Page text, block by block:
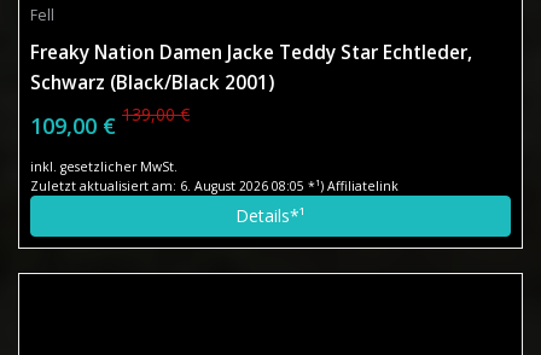
Fell
Freaky Nation Damen Jacke Teddy Star Echtleder,
Schwarz (Black/Black 2001)
109,00 € 139,00 €
inkl. gesetzlicher MwSt.
Zuletzt aktualisiert am: 6. August 2026 08:05 *¹) Affiliatelink
Details*¹